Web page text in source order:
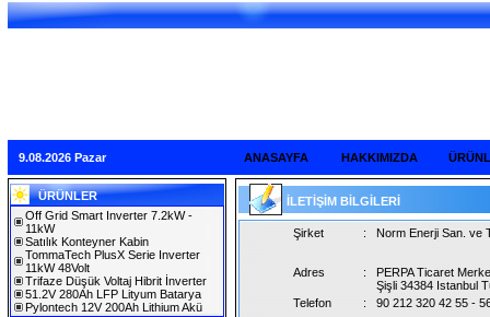
9.08.2026 Pazar ANASAYFA HAKKIMIZDA
ÜRÜNLER
Off Grid Smart Inverter 7.2kW -
11kW
Satılık Konteyner Kabin
TommaTech PlusX Serie Inverter
11kW 48Volt
Trifaze Düşük Voltaj Hibrit İnverter
51.2V 280Ah LFP Lityum Batarya
Pylontech 12V 200Ah Lithium Akü
İLETİŞİM BİLGİLERİ
Şirket : Norm Enerji San. ve
Adres :
PERPA Ticaret
Şişli 34384 Istanbul
Telefon
:
90 212 320 42 55 -